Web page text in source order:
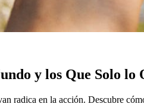
y los Que Solo lo
radica en la acción. Descubre